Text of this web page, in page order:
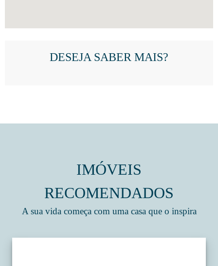
DESEJA SABER MAIS?
IMÓVEIS
RECOMENDADOS
A sua vida começa com uma casa que o inspira